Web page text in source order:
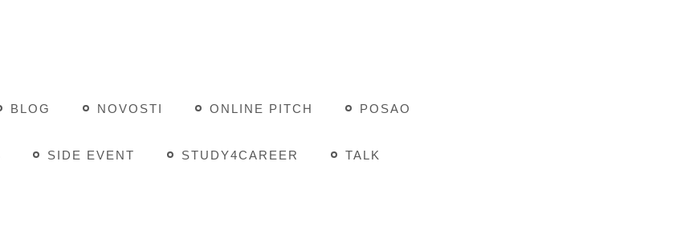
BLOG NOVOSTI ONLINE PITCH POSAO
SIDE EVENT STUDY4CAREER TALK